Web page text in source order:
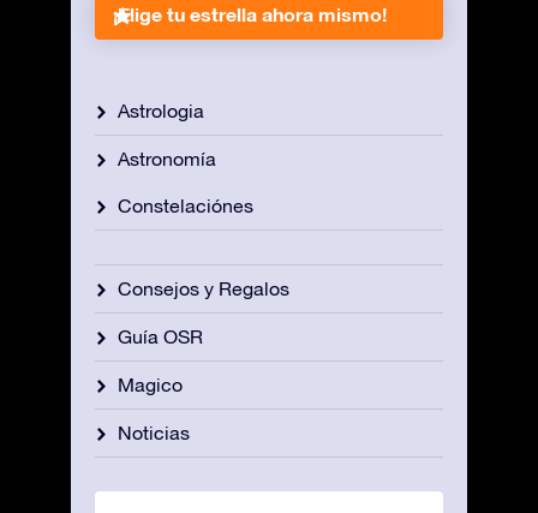
¡Elige tu estrella ahora mismo!
Astrologia
Astronomía
Constelaciónes
Consejos y Regalos
Guía OSR
Magico
Noticias